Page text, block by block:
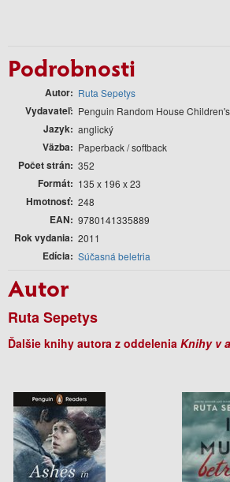
Podrobnosti
Autor Ruta Sepetys
Vydavateľ Penguin Random House
Jazyk anglický
Väzba Paperback / softback
Počet strán 352
Formát 135 x 196 x 23
Hmotnosť 248
EAN 9780141335889
Rok vydania 2011
Edícia Súčasná beletria
Autor
Ruta Sepetys
Ďalšie knihy autora z oddelenia Knihy v